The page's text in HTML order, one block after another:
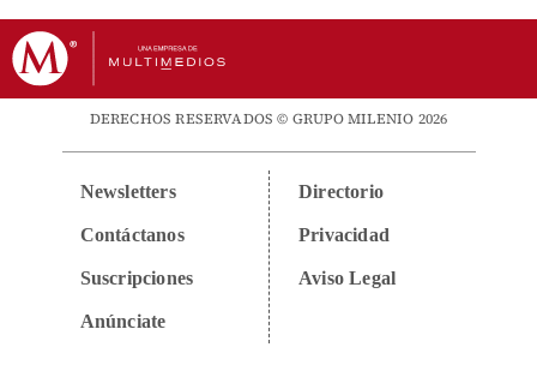
DERECHOS RESERVADOS © GRUPO MILENIO 2026
Newsletters
Contáctanos
Suscripciones
Anúnciate
Directorio
Privacidad
Aviso Legal